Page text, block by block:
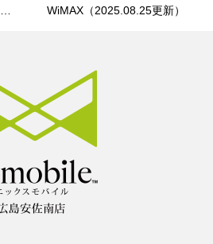
WiMAX（2025.08.25更新）